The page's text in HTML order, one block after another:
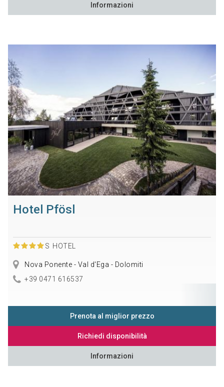
Informazioni
Hotel Pfösl
S HOTEL
Nova Ponente - Val d'Ega - Dolomiti
+39 0471 616537
Prenota al miglior prezzo
Richiedi disponibilità
Informazioni